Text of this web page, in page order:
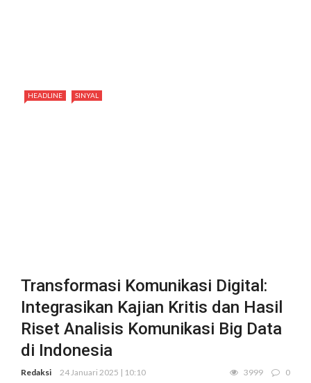
HEADLINE SINYAL
Transformasi Komunikasi Digital:
Integrasikan Kajian Kritis dan Hasil
Riset Analisis Komunikasi Big Data
di Indonesia
Redaksi 24 Januari 2025 | 10:10 3999 0